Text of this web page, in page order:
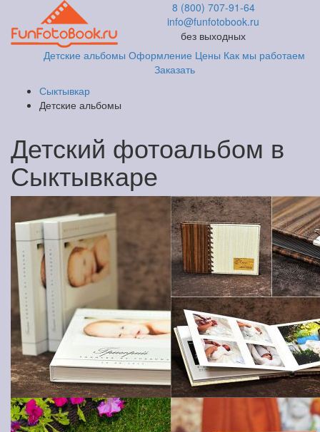
8 (800) 707-91-64
info@funfotobook.ru
без выходных
Детские альбомы Оформление Цены Как мы работаем
Заказать
Сыктывкар
Детские альбомы
Детский фотоальбом в
Сыктывкаре